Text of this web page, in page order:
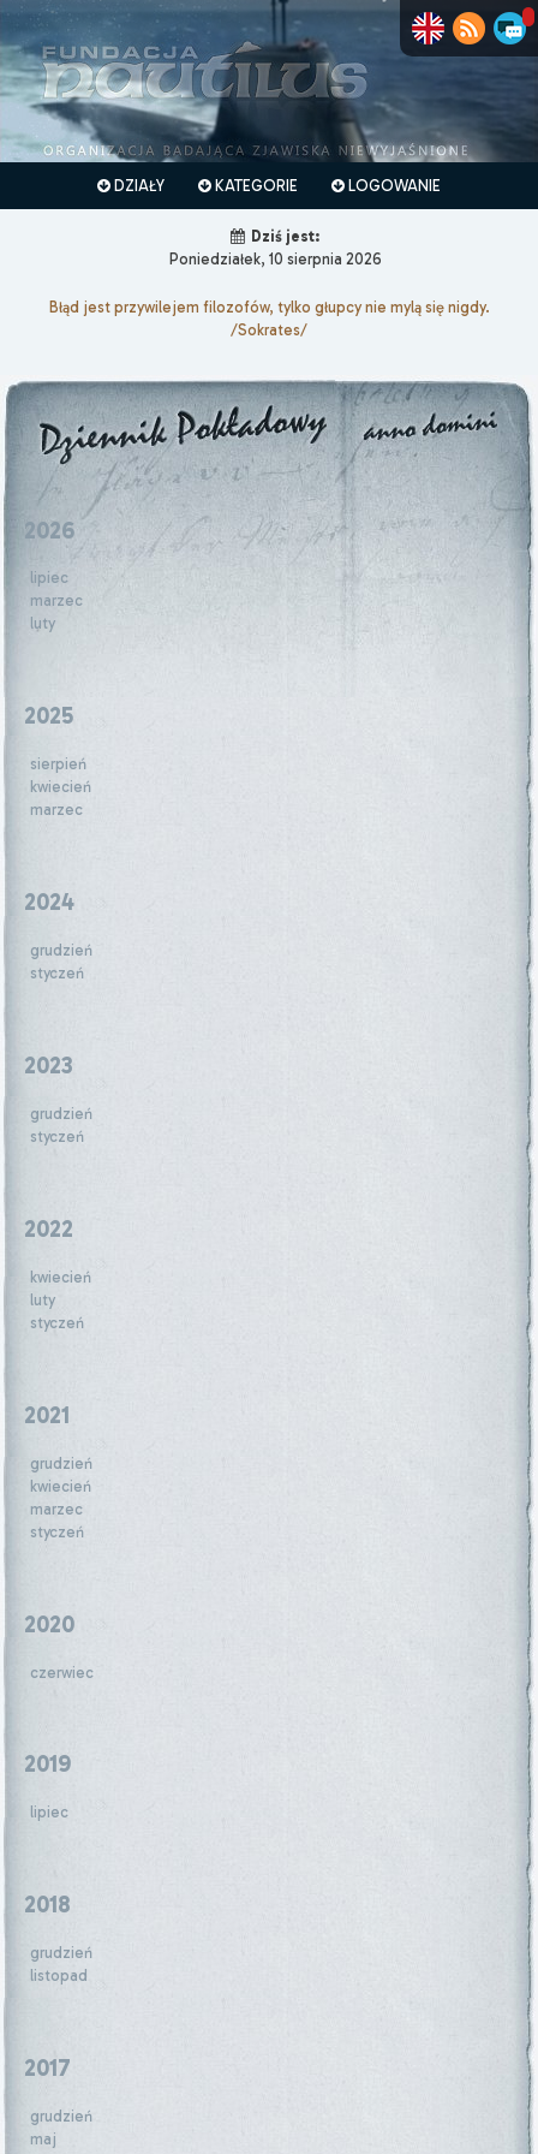
DZIAŁY KATEGORIE LOGOWANIE
Dziś jest:
Poniedziałek, 10 sierpnia 2026
Błąd jest przywilejem filozofów, tylko głupcy nie mylą się nigdy.
/Sokrates/
2026
lipiec
marzec
luty
2025
sierpień
kwiecień
marzec
2024
grudzień
styczeń
2023
grudzień
styczeń
2022
kwiecień
luty
styczeń
2021
grudzień
kwiecień
marzec
styczeń
2020
czerwiec
2019
lipiec
2018
grudzień
listopad
2017
grudzień
maj